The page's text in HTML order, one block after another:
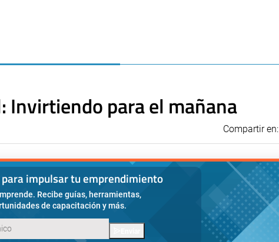
Invirtiendo para el mañana
Compartir en:
impulsar tu emprendimiento
Recibe guías, herramientas,
de capacitación y más.